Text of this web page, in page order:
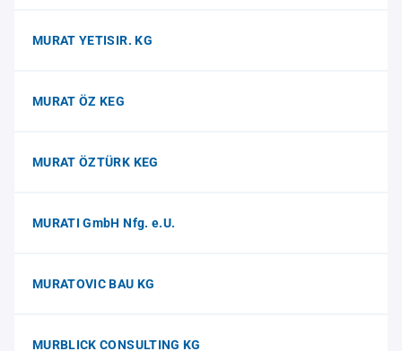
MURAT YETISIR. KG
MURAT ÖZ KEG
MURAT ÖZTÜRK KEG
MURATI GmbH Nfg. e.U.
MURATOVIC BAU KG
MURBLICK CONSULTING KG